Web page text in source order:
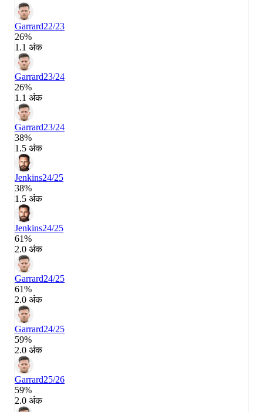
Garrard22/23
26%
1.1 अंक
Garrard23/24
26%
1.1 अंक
Garrard23/24
38%
1.5 अंक
Jenkins24/25
38%
1.5 अंक
Jenkins24/25
61%
2.0 अंक
Garrard24/25
61%
2.0 अंक
Garrard24/25
59%
2.0 अंक
Garrard25/26
59%
2.0 अंक